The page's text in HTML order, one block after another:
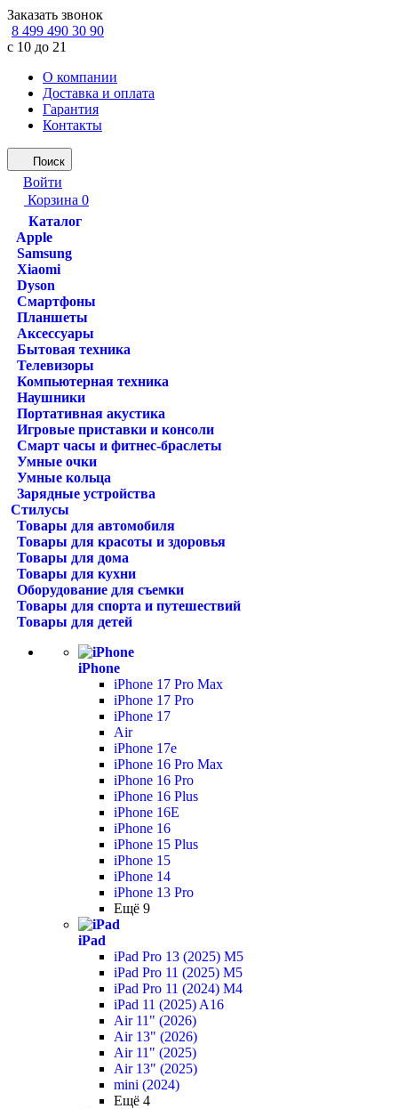
Заказать звонок
8 499 490 30 90
с 10 до 21
О компании
Доставка и оплата
Гарантия
Контакты
Поиск
Войти
Корзина 0
Каталог
Apple
Samsung
Xiaomi
Dyson
Смартфоны
Планшеты
Аксессуары
Бытовая техника
Телевизоры
Компьютерная техника
Наушники
Портативная акустика
Игровые приставки и консоли
Смарт часы и фитнес-браслеты
Умные очки
Умные кольца
Зарядные устройства
Стилусы
Товары для автомобиля
Товары для красоты и здоровья
Товары для дома
Товары для кухни
Оборудование для съемки
Товары для спорта и путешествий
Товары для детей
iPhone
iPhone 17 Pro Max
iPhone 17 Pro
iPhone 17
Air
iPhone 17e
iPhone 16 Pro Max
iPhone 16 Pro
iPhone 16 Plus
iPhone 16E
iPhone 16
iPhone 15 Plus
iPhone 15
iPhone 14
iPhone 13 Pro
Ещё 9
iPad
iPad Pro 13 (2025) M5
iPad Pro 11 (2025) M5
iPad Pro 11 (2024) M4
iPad 11 (2025) A16
Air 11" (2026)
Air 13" (2026)
Air 11" (2025)
Air 13" (2025)
mini (2024)
Ещё 4